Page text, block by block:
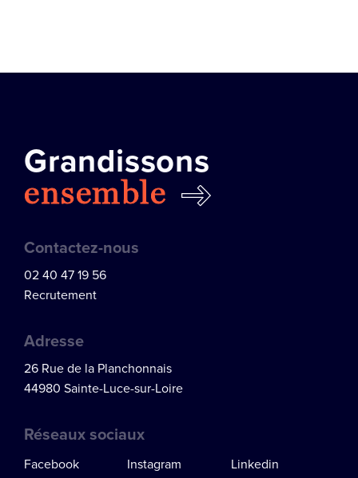
Grandissons
ensemble
Réseaux sociaux
Facebook Instagram
Linkedin
Adresse
26 Rue de la Planchonnais
44980 Sainte-Luce-sur-Loire
Contactez-nous
02 40 47 19 56
Recrutement